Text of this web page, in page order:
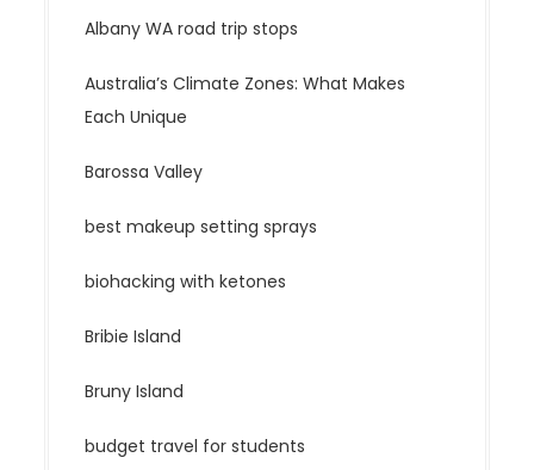
n
Albany WA road trip stops
Australia’s Climate Zones: What Makes
Each Unique
Barossa Valley
best makeup setting sprays
biohacking with ketones
Bribie Island
Bruny Island
budget travel for students